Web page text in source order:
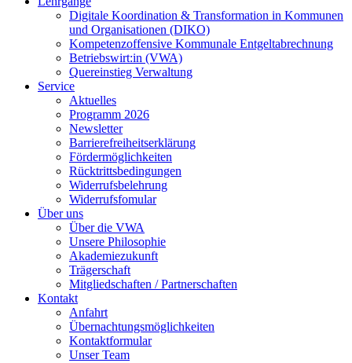
Digitale Koordination & Transformation in Kommunen
und Organisationen (DIKO)
Kompetenzoffensive Kommunale Entgeltabrechnung
Betriebswirt:in (VWA)
Quereinstieg Verwaltung
Service
Aktuelles
Programm 2026
Newsletter
Barrierefreiheitserklärung
Fördermöglichkeiten
Rücktrittsbedingungen
Widerrufsbelehrung
Widerrufsfomular
Über uns
Über die VWA
Unsere Philosophie
Akademiezukunft
Trägerschaft
Mitgliedschaften / Partnerschaften
Kontakt
Anfahrt
Übernachtungsmöglichkeiten
Kontaktformular
Unser Team